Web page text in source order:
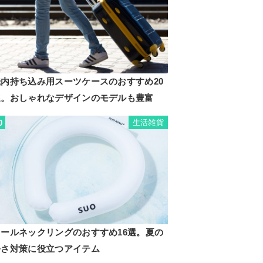
持ち込み用スーツケースのおすすめ20
おしゃれなデザインのモデルも豊富
生活雑貨
ルネックリングのおすすめ16選。夏の
対策に役立つアイテム